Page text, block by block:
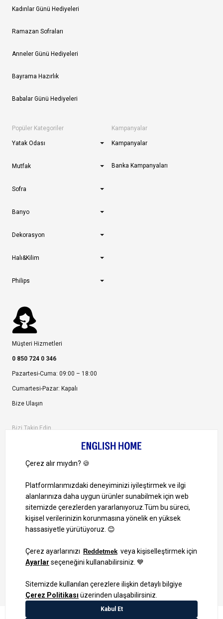
Kadınlar Günü Hediyeleri
Ramazan Sofraları
Anneler Günü Hediyeleri
Bayrama Hazırlık
Babalar Günü Hediyeleri
Popüler Kategoriler
Yatak Odası
Mutfak
Sofra
Banyo
Dekorasyon
Halı&Kilim
Philips
Kampanyalar
Kampanyalar
Banka Kampanyaları
Müşteri Hizmetleri
0 850 724 0 346
Pazartesi-Cuma: 09:00 – 18:00
Cumartesi-Pazar: Kapalı
Bize Ulaşın
Bizi Takip Edin
1000 TL ve Üzeri Alışverişlerinizde Kargo Bedava!
Bilgi Toplum Hizmetleri
KVKK Veri İşleme Politikamız
Site Haritası